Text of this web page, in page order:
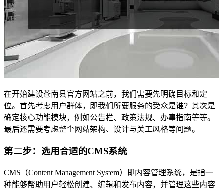
在开始建设苍南县官方网站之前，我们需要先明确目标和定
位。首先考虑用户群体，即我们所要服务的受众是谁？其次是
确定核心功能模块，例如公告栏、政策法规、办事指南等等。
最后还需要考虑整个网站架构、设计与美工风格等问题。
第二步：选用合适的CMS系统
CMS（Content Management System）即内容管理系统，是指一
种能够帮助用户轻松创建、编辑和发布内容，并管理这些内容